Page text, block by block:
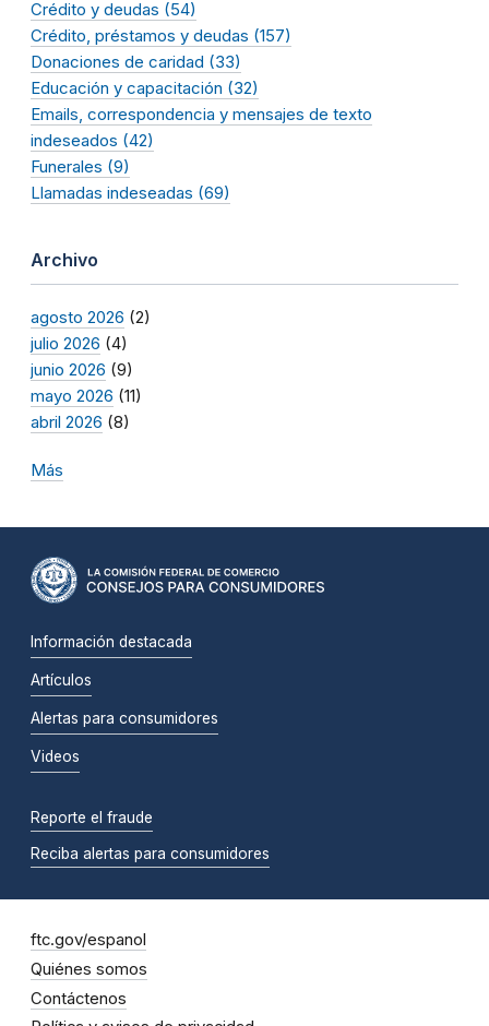
Crédito y deudas (54)
Crédito, préstamos y deudas (157)
Donaciones de caridad (33)
Educación y capacitación (32)
Emails, correspondencia y mensajes de texto
indeseados (42)
Funerales (9)
Llamadas indeseadas (69)
Archivo
agosto 2026 (2)
julio 2026 (4)
junio 2026 (9)
mayo 2026 (11)
abril 2026 (8)
Más
Información destacada
Artículos
Alertas para consumidores
Videos
Reporte el fraude
Reciba alertas para consumidores
ftc.gov/espanol
Quiénes somos
Contáctenos